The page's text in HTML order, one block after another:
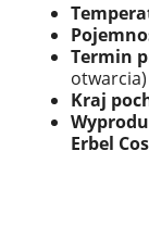
Termin
otwarcia)
Kraj
Erbel